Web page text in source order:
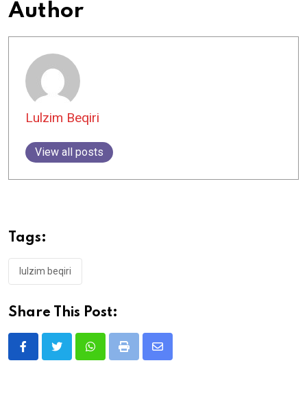
Author
Lulzim Beqiri
View all posts
Tags:
lulzim beqiri
Share This Post:
WhatsappPrint
Share